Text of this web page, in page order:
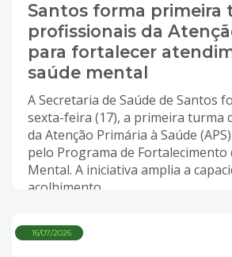
Santos forma primeira
profissionais da
para fortalecer
saúde mental
A Secretaria de Saúde de Santos
sexta-feira (17), a primeira turma
da Atenção Primária à Saúde
pelo Programa de Fortalecimento
Mental. A iniciativa amplia a
acolhimento...
16/07/2026